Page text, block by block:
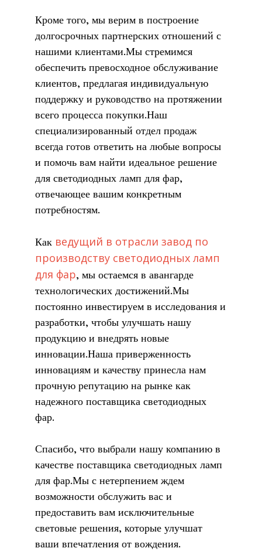
Кроме того, мы верим в построение
долгосрочных партнерских отношений с
нашими клиентами.Мы стремимся
обеспечить превосходное обслуживание
клиентов, предлагая индивидуальную
поддержку и руководство на протяжении
всего процесса покупки.Наш
специализированный отдел продаж
всегда готов ответить на любые вопросы
и помочь вам найти идеальное решение
для светодиодных ламп для фар,
отвечающее вашим конкретным
потребностям.
Как ведущий в отрасли завод по
производству светодиодных ламп
для фар, мы остаемся в авангарде
технологических достижений.Мы
постоянно инвестируем в исследования и
разработки, чтобы улучшать нашу
продукцию и внедрять новые
инновации.Наша приверженность
инновациям и качеству принесла нам
прочную репутацию на рынке как
надежного поставщика светодиодных
фар.
Спасибо, что выбрали нашу компанию в
качестве поставщика светодиодных ламп
для фар.Мы с нетерпением ждем
возможности обслужить вас и
предоставить вам исключительные
световые решения, которые улучшат
ваши впечатления от вождения.